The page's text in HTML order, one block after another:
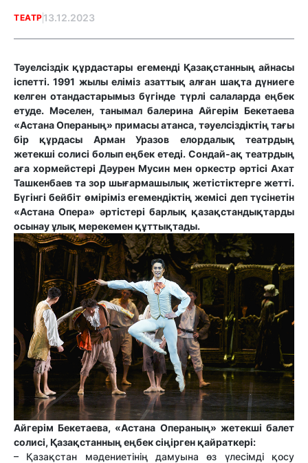
ТЕАТР 13.12.2023
Тәуелсіздік құрдастары егеменді Қазақстанның айнасы
іспетті. 1991 жылы еліміз азаттық алған шақта дүниеге
келген отандастарымыз бүгінде түрлі салаларда еңбек
етуде. Мәселен, танымал балерина Айгерім Бекетаева
«Астана Операның» примасы атанса, тәуелсіздіктің тағы
бір құрдасы Арман Уразов елордалық театрдың
жетекші солисі болып еңбек етеді. Сондай-ақ театрдың
аға хормейстері Дәурен Мусин мен оркестр әртісі Ахат
Ташкенбаев та зор шығармашылық жетістіктерге жетті.
Бүгінгі бейбіт өміріміз егемендіктің жемісі деп түсінетін
«Астана Опера» әртістері барлық қазақстандықтарды
осынау ұлық мерекемен құттықтады.
Айгерім Бекетаева, «Астана Операның» жетекші балет
солисі, Қазақстанның еңбек сіңірген қайраткері:
– Қазақстан мәдениетінің дамуына өз үлесімді қосу